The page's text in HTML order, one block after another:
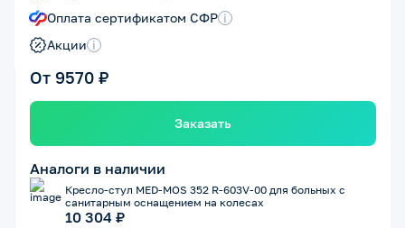
Оплата сертификатом СФР i
Акции i
От 9570 ₽
Заказать
Аналоги в наличии
Кресло-стул MED-MOS 352 R-603V-00 для больных с
санитарным оснащением на колесах
10 304 ₽